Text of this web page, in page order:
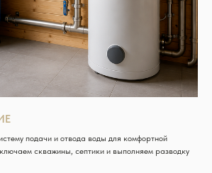
подачи и отвода воды для комфортной
скважины, септики и выполняем разводку